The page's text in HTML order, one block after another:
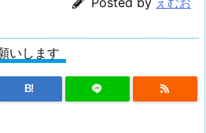
いします
B!